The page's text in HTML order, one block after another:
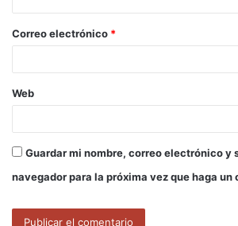
*
Correo electrónico *
Web
Guardar mi nombre, correo electrónico y
navegador para la próxima vez que haga un